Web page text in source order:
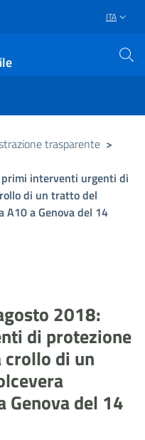
ITA
trasparente >
interventi urgenti di
di un tratto del
a Genova del 14
2018:
di protezione
crollo di un
Genova del 14